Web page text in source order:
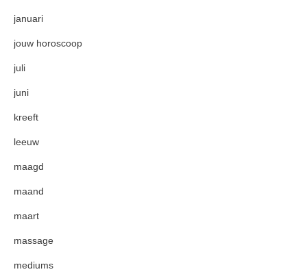
januari
jouw horoscoop
juli
juni
kreeft
leeuw
maagd
maand
maart
massage
mediums